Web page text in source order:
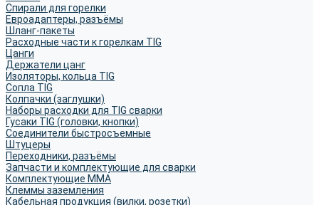
Спирали для горелки
Евроадаптеры, разъёмы
Шланг-пакеты
Расходные части к горелкам TIG
Цанги
Держатели цанг
Изоляторы, кольца TIG
Сопла TIG
Колпачки (заглушки)
Наборы расходки для TIG сварки
Гусаки TIG (головки, кнопки)
Соединители быстросъемные
Штуцеры
Переходники, разъёмы
Запчасти и комплектующие для сварки
Комплектующие ММА
Клеммы заземления
Кабельная продукция (вилки, розетки)